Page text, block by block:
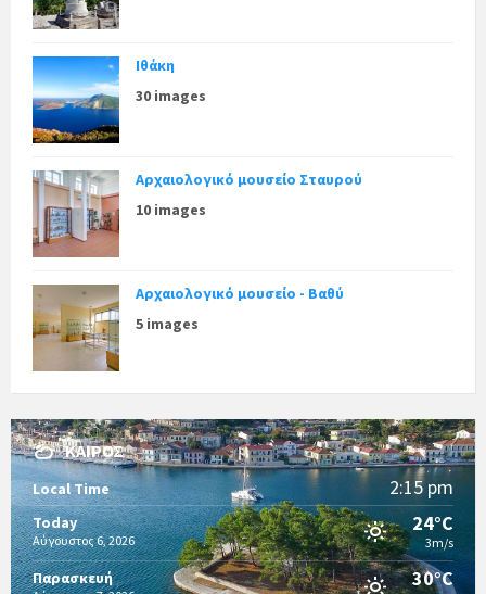
Ιθάκη
30 images
Αρχαιολογικό μουσείο Σταυρού
10 images
Αρχαιολογικό μουσείο - Βαθύ
5 images
ΚΑΙΡΌΣ
Local Time 2:15 pm
Today
Αύγουστος 6, 2026
24°C
3m/s
Παρασκευή 30°C